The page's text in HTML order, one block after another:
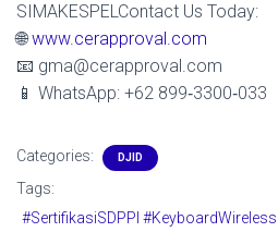
SIMAKESPELContact Us Today:
🌐www.cerapproval.com
📧 gma@cerapproval.com
📱 WhatsApp: +62 899‑3300‑033
Categories: DJID
Tags:
#SertifikasiSDPPI